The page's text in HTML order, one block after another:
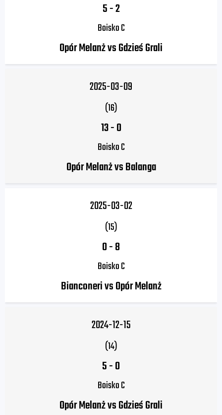
5-2
Boisko C
Opór Melanż vs Gdzieś Grali
2025-03-09
(16)
13-0
Boisko C
Opór Melanż vs Balanga
2025-03-02
(15)
0-8
Boisko C
Bianconeri vs Opór Melanż
2024-12-15
(14)
5-0
Boisko C
Opór Melanż vs Gdzieś Grali